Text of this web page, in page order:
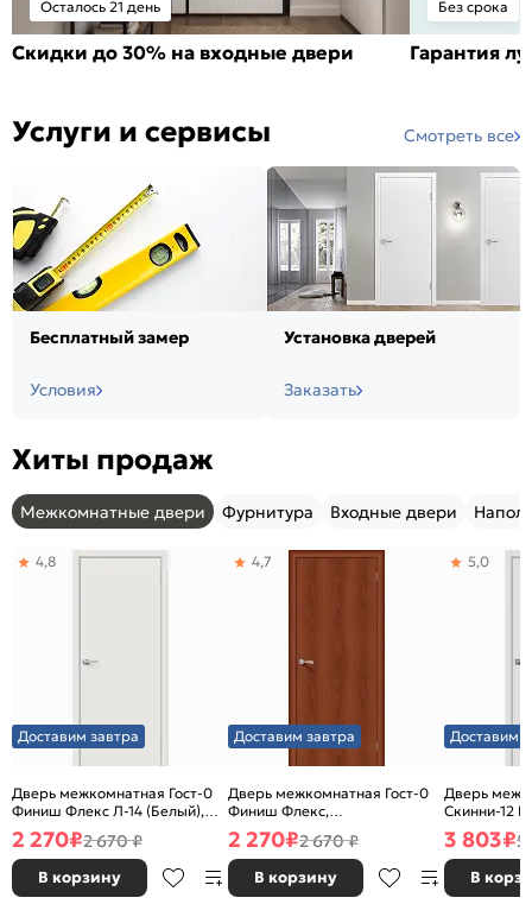
Осталось 21 день
Скидки до 30% на входные двери
Без срока
Гарантия
Услуги и сервисы Смотреть все
Бесплатный замер
Условия
Установка дверей
Заказать
Хиты продаж
Межкомнатные двери Фурнитура Входные двери
Доставим завтра
Дверь межкомнатная Гост-0
Финиш Флекс Л-14 (Белый),
глухая, каркасно-щитовая
4,8
2 270₽2 670 ₽
В корзину
Доставим завтра
Дверь межкомнатная Гост-0
Финиш Флекс,
Ламинированные Л-11
(ИталОрех), глухая, каркасно-
щитовая
4,7
2 270₽2 670 ₽
В корзину
Доставим
Дверь
Скинни-12
глухая,
5,0
3 803₽5
В